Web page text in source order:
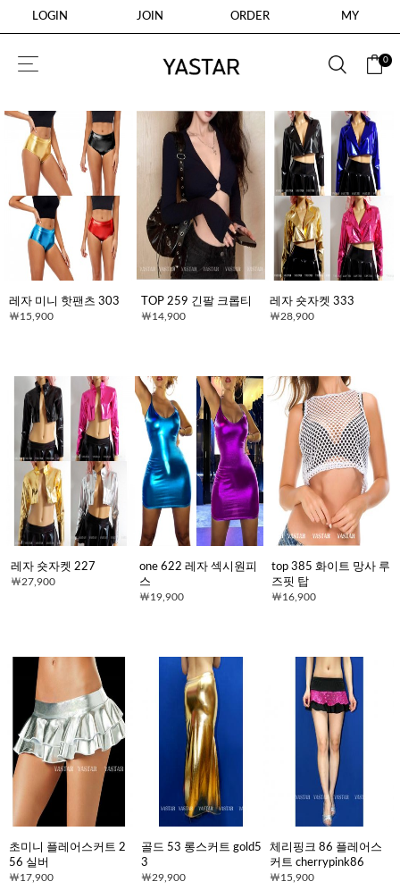
LOGIN JOIN ORDER MY
0
레자 미니 핫팬츠 303
15,900
TOP 259 긴팔 크롭티
14,900
레자 숏자켓 333
28,900
레자 숏자켓 227
27,900
one 622 레자 섹시원피
스
19,900
top 385 화이트 망사 루
즈핏 탑
16,900
초미니 플레어스커트 2
56 실버
17,900
골드 53 롱스커트 gold5
3
29,900
체리핑크 86 플레어스
커트 cherrypink86
15,900